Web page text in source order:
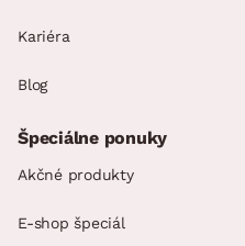
Kariéra
Blog
Špeciálne ponuky
Akčné produkty
E-shop špeciál